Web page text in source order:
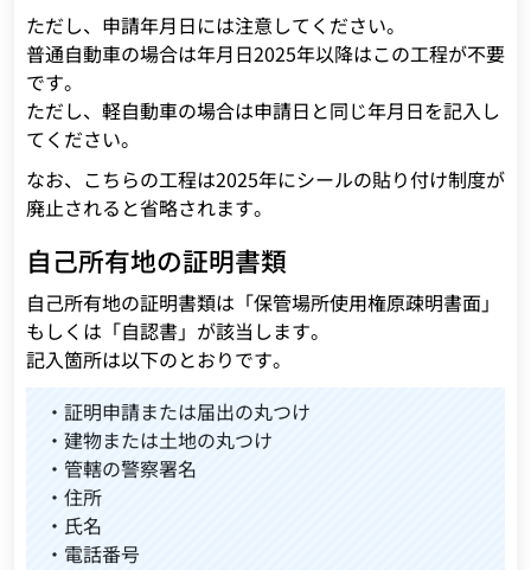
ただし、申請年月日には注意してください。
普通自動車の場合は年月日2025年以降はこの工程が不要
です。
ただし、軽自動車の場合は申請日と同じ年月日を記入し
てください。
なお、こちらの工程は2025年にシールの貼り付け制度が
廃止されると省略されます。
自己所有地の証明書類
自己所有地の証明書類は「保管場所使用権原疎明書面」
もしくは「自認書」が該当します。
記入箇所は以下のとおりです。
・証明申請または届出の丸つけ
・建物または土地の丸つけ
・管轄の警察署名
・住所
・氏名
・電話番号